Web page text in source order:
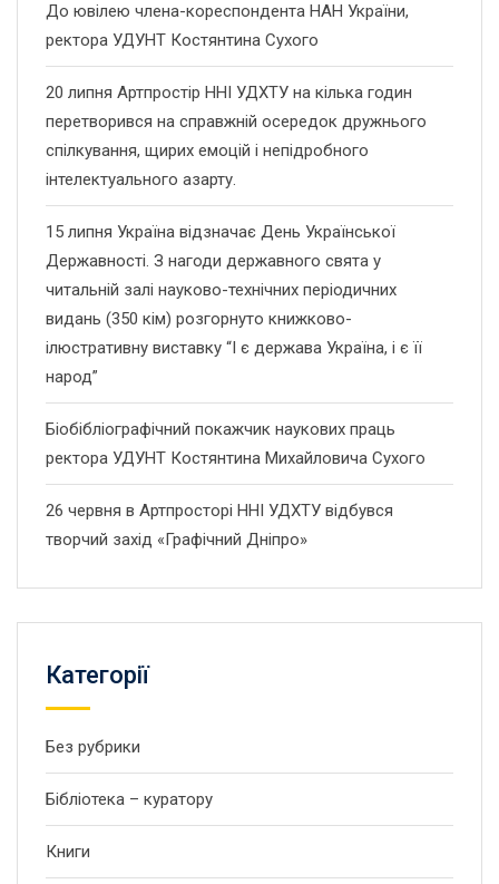
До ювілею члена-кореспондента НАН України,
ректора УДУНТ Костянтина Сухого
20 липня Артпростір ННІ УДХТУ на кілька годин
перетворився на справжній осередок дружнього
спілкування, щирих емоцій і непідробного
інтелектуального азарту.
15 липня Україна відзначає День Української
Державності. З нагоди державного свята у
читальній залі науково-технічних періодичних
видань (350 кім) розгорнуто книжково-
ілюстративну виставку “І є держава Україна, і є її
народ”
Біобібліографічний покажчик наукових праць
ректора УДУНТ Костянтина Михайловича Сухого
26 червня в Артпросторі ННІ УДХТУ відбувся
творчий захід «Графічний Дніпро»
Категорії
Без рубрики
Бібліотека – куратору
Книги